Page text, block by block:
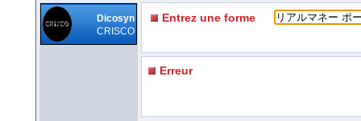
Dicosyn
CRISCO
Entrez une forme
Erreur